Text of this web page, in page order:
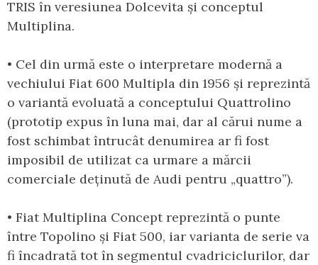
TRIS în veresiunea Dolcevita și conceptul
Multiplina.
• Cel din urmă este o interpretare modernă a
vechiului Fiat 600 Multipla din 1956 și reprezintă
o variantă evoluată a conceptului Quattrolino
(prototip expus în luna mai, dar al cărui nume a
fost schimbat întrucât denumirea ar fi fost
imposibil de utilizat ca urmare a mărcii
comerciale deținută de Audi pentru „quattro”).
• Fiat Multiplina Concept reprezintă o punte
între Topolino și Fiat 500, iar varianta de serie va
fi încadrată tot în segmentul cvadriciclurilor, dar